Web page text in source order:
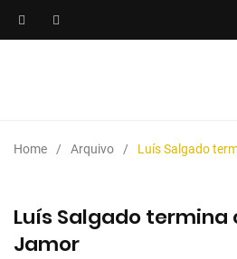
Home Arquivo Luís Salgado
Luís Salgado termina
Jamor